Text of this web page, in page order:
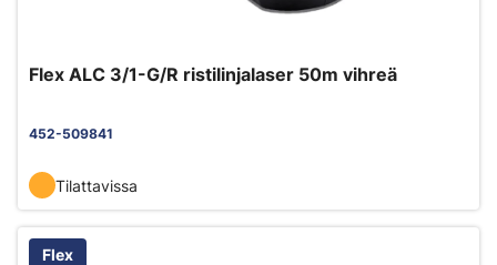
Flex ALC 3/1-G/R ristilinjalaser 50m vihreä
452-509841
Tilattavissa
Flex